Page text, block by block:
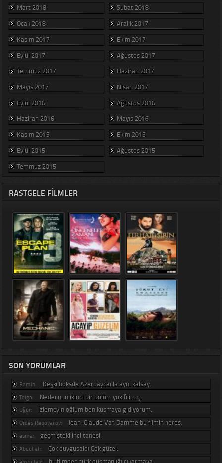
Mart 2018
Şubat 2018
Ocak 2018
Aralık 2017
Kasım 2017
Ekim 2017
Eylül 2017
Ağustos 2017
Temmuz 2017
Haziran 2017
Mayıs 2017
Nisan 2017
Eylül 2016
Ağustos 2016
Haziran 2016
Mayıs 2016
Kasım 2015
Ekim 2015
Eylül 2015
Ağustos 2015
Temmuz 2015
RASTGELE FILMLER
SON YORUMLAR
Ramin: Keşki boksde Azerbaycanla aynı kalsay.
Tolga: Nedennnn ikinci bir bölüm yok filim ç.
Uğur: İzlemeyin oğlum ben kusmaya gidiyorum.
Ordes Repovanov: Jean-Claude Van Damme bu filmin neres.
esma: geçmişteki inci tanesi.
Abdullah: Çok duygusaldı Çok güzel.
emrullah: bu filmden türk düsmanlığı çıkarmaya .